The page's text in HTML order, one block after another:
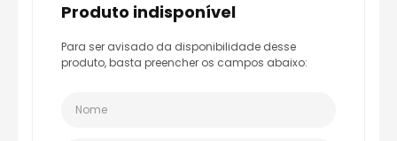
produto indisponível
Para ser avisado da disponibilidade desse
produto, basta preencher os campos abaixo: